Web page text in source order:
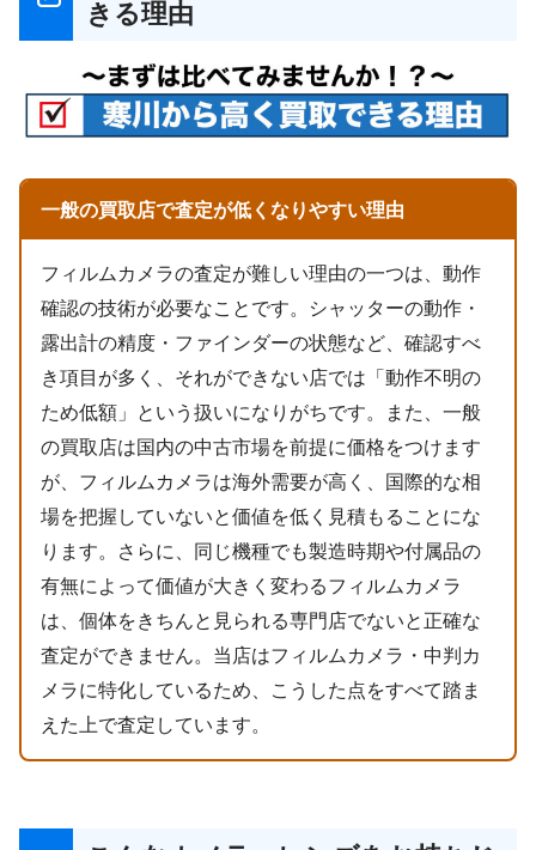
きる理由
一般の買取店で査定が低くなりやすい理由
フィルムカメラの査定が難しい理由の一つは、動作
確認の技術が必要なことです。シャッターの動作・
露出計の精度・ファインダーの状態など、確認すべ
き項目が多く、それができない店では「動作不明の
ため低額」という扱いになりがちです。また、一般
の買取店は国内の中古市場を前提に価格をつけます
が、フィルムカメラは海外需要が高く、国際的な相
場を把握していないと価値を低く見積もることにな
ります。さらに、同じ機種でも製造時期や付属品の
有無によって価値が大きく変わるフィルムカメラ
は、個体をきちんと見られる専門店でないと正確な
査定ができません。当店はフィルムカメラ・中判カ
メラに特化しているため、こうした点をすべて踏ま
えた上で査定しています。